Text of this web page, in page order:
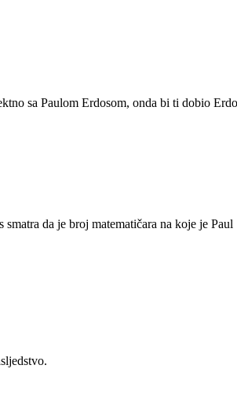
sa Paulom Erdosom, onda bi ti dobio
da je broj matematičara na koje je Paul